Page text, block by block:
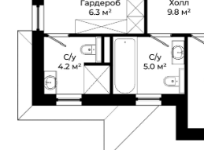
Все участки
с данным
проектом дома
на карте
Нажмите на участок, чтобы узнать